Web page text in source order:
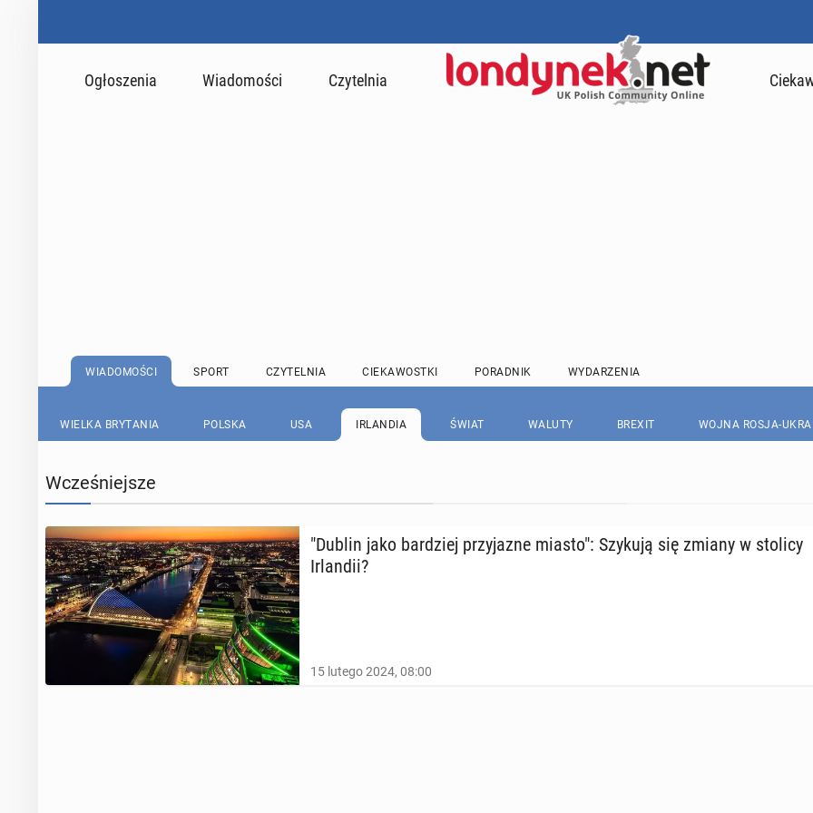
Ogłoszenia Wiadomości Czytelnia
WIADOMOŚCI SPORT CZYTELNIA CIEKAWOSTKI PORADNIK WYDARZENIA
WIELKA BRYTANIA POLSKA USA IRLANDIA ŚWIAT WALUTY BREXIT WOJNA ROSJA-
Wcześniejsze
"Dublin jako bar­dziej przy­ja­zne miasto": Szykują się zmiany w stolicy
Ir­lan­dii?
15 lutego 2024, 08:00